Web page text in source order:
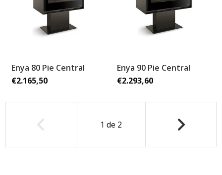
Enya 80 Pie Central
€2.165,50
Enya 90 Pie Central
€2.293,60
1 de 2